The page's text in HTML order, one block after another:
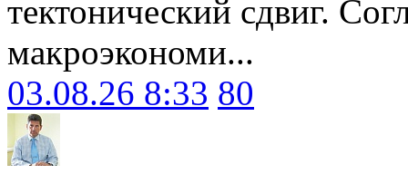
тектонический сдвиг.
макроэкономи...
03.08.26 8:33 80